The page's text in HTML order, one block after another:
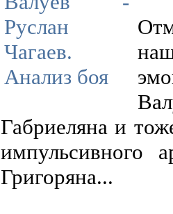
Габриеляна и
импульсивного
Григоряна...